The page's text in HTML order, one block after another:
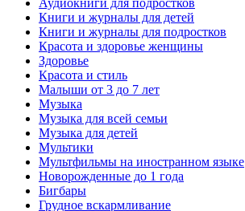
Книги и журналы для детей
Книги и журналы для подростков
Красота и здоровье женщины
Здоровье
Красота и стиль
Малыши от 3 до 7 лет
Музыка
Музыка для всей семьи
Музыка для детей
Мультики
Мультфильмы на иностранном языке
Новорожденные до 1 года
Бигбары
Грудное вскармливание